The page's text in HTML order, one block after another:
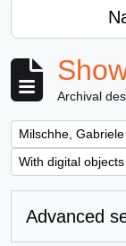
Archival
Remove filter:
Milschhe, Gabriele
Remove filter:
With digital objects
Advanced